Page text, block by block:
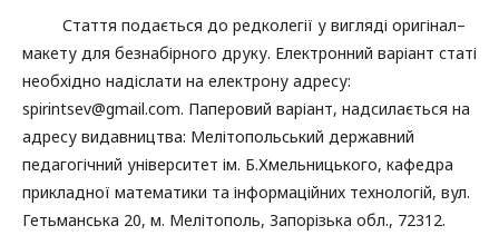
Стаття подається до редколегії у вигляді оригінал–
макету для безнабірного друку. Електронний варіант статі
необхідно надіслати на електрону адресу:
spirintsev@gmail.com. Паперовий варіант, надсилається на
адресу видавництва: Мелітопольський державний
педагогічний університет ім. Б.Хмельницького, кафедра
прикладної математики та інформаційних технологій, вул.
Гетьманська 20, м. Мелітополь, Запорізька обл., 72312.